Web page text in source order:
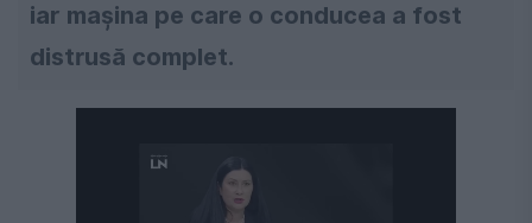
iar maşina pe care o conducea a fost
distrusă complet.